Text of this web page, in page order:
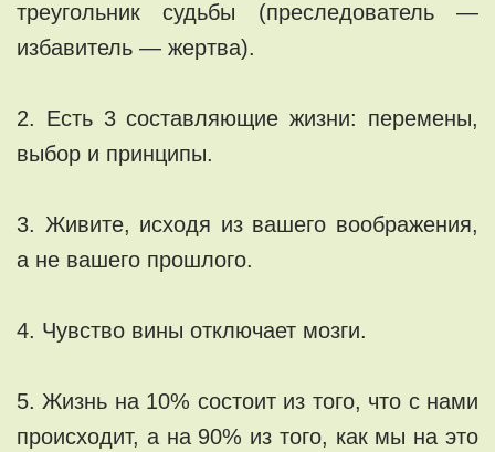
треугольник судьбы (преследователь —
избавитель — жертва).
2. Есть 3 составляющие жизни: перемены,
выбор и принципы.
3. Живите, исходя из вашего воображения,
а не вашего прошлого.
4. Чувство вины отключает мозги.
5. Жизнь на 10% состоит из того, что с нами
происходит, а на 90% из того, как мы на это